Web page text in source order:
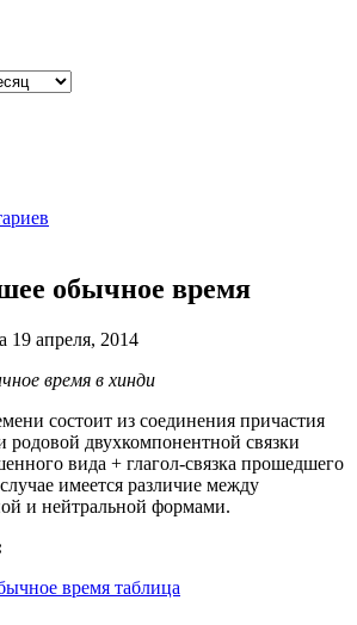
обычное время
19 апреля, 2014
время в хинди
состоит из соединения причастия
родовой двухкомпонентной связки
вида + глагол-связка прошедшего
имеется различие между
и нейтральной формами.